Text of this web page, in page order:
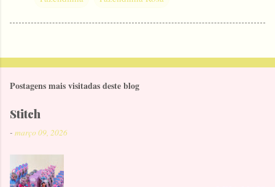
Postagens mais visitadas deste blog
Stitch
- março 09, 2026